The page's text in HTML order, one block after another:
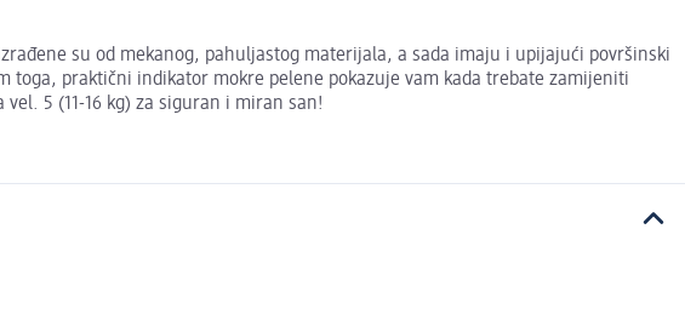
su od mekanog, pahuljastog materijala, a sada imaju i upijajući površinski
toga, praktični indikator mokre pelene pokazuje vam kada trebate zamijeniti
5 (11-16 kg) za siguran i miran san!